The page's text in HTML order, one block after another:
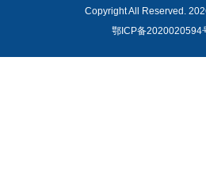
Copyright All Reserved.
鄂ICP备2020020594